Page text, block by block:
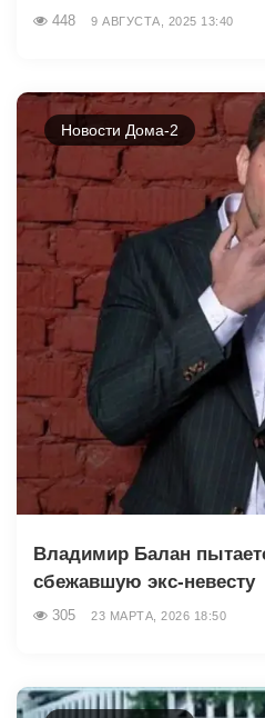
448 9 АВГУСТА, 2025 13:40
Новости Дома-2
Владимир Балан
сбежавшую экс-невесту
305 23 МАРТА, 2026 18:50